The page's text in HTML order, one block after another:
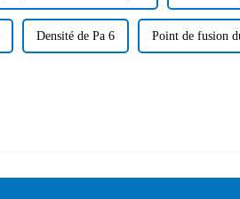
Densité de Pa 6 Point de fusion